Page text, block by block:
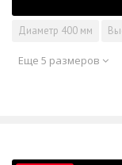
Диаметр 400 мм
Еще 5 размеров